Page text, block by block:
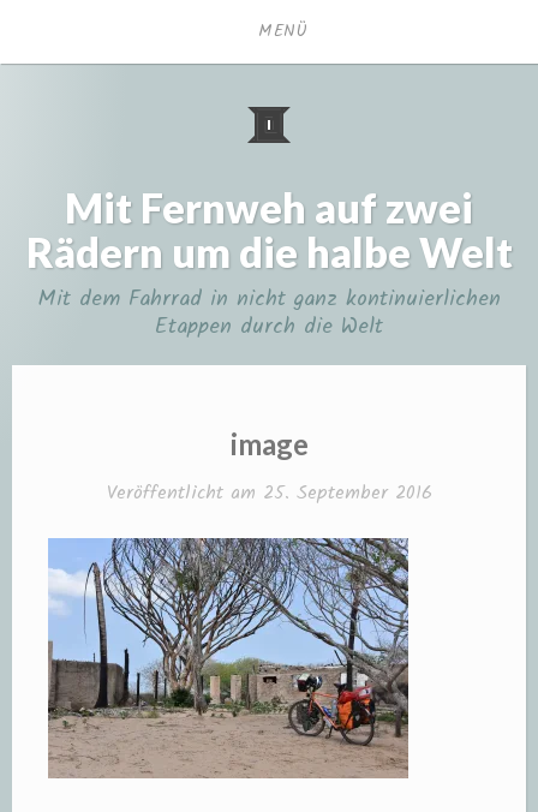
MENÜ
Mit Fernweh auf zwei
Rädern um die halbe Welt
Mit dem Fahrrad in nicht ganz kontinuierlichen
Etappen durch die Welt
image
Veröffentlicht am 25. September 2016